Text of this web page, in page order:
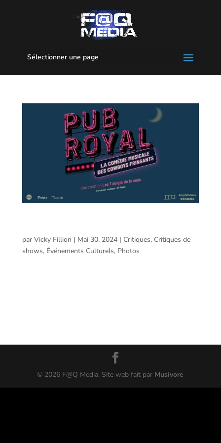
Sélectionner une page
par Vicky Fillion | Mai 30, 2024| Critiques, Critiques de
shows, Événements Culturels, Photos
© 2026 F@Q Media. Site web fait par Musivore